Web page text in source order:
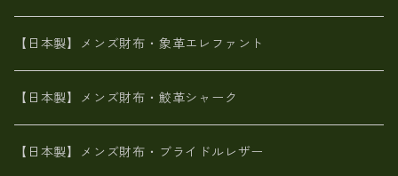
メタリック
革友禅染め
ポーテッド
メタリック
山羊革
名刺入れ・キーケース、他
鮫革シャーク【日本製】メンズ 財布
ブライドルレザー【日本製】メンズ 財布
MAISON de HIROAN 【日本製】メンズ 財布
【日本製】メンズ財布・象革エレファント
【日本製】メンズ財布・鮫革シャーク
【日本製】メンズ財布・ブライドルレザー